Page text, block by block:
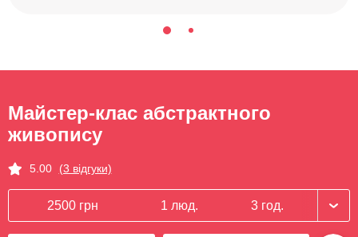
Майстер-клас абстрактного
живопису
5.00 (3 відгуки)
2500 грн 1 люд. 3 год.